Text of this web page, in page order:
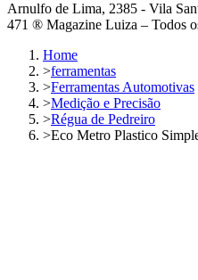
Arnulfo de Lima, 2385 - Vila
471 ® Magazine Luiza – Todos
Home
>ferramentas
>Ferramentas Automotivas
>Medição e Precisão
>Régua de Pedreiro
>Eco Metro Plastico